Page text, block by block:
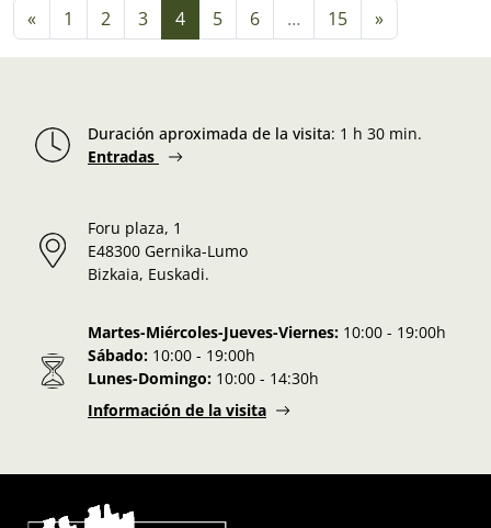
Navegación de entradas
« 1 2 3 4 5 6 … 15 »
Duración aproximada de la visita: 1 h 30 min.
Entradas
Foru plaza, 1
E48300 Gernika-Lumo
Bizkaia, Euskadi.
Martes-Miércoles-Jueves-Viernes: 10:00 - 19:00h
Sábado: 10:00 - 19:00h
Lunes-Domingo: 10:00 - 14:30h
Información de la visita